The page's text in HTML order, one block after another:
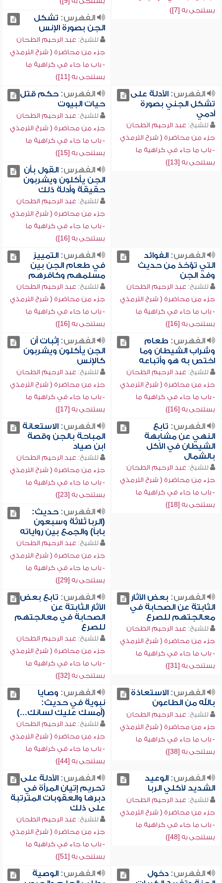
يستنجى به [7])
الفهرس: تشكل
الجن بصورة الإنس
للشيخ: عبد الرحيم الطحان
جزء من محاضرة ( شرح الترمذي
- باب ما جاء في كراهية ما
يستنجى به [11])
الفهرس:الأدلة على
تشكل الجني بصورة
آدمي
للشيخ: عبد الرحيم الطحان
جزء من محاضرة ( شرح الترمذي
- باب ما جاء في كراهية ما
يستنجى به [13])
الفهرس:حكم قتل
حيات البيوت
للشيخ: عبد الرحيم الطحان
جزء من محاضرة ( شرح الترمذي
- باب ما جاء في كراهية ما
يستنجى به [15])
الفهرس:القول بأن
الجن يأكلون ويشربون
حقيقة وأدلة ذلك
للشيخ: عبد الرحيم الطحان
جزء من محاضرة ( شرح الترمذي
- باب ما جاء في كراهية ما
يستنجى به [16])
الفهرس:الفوائد
التي تؤخذ من حديث
وفد الجن
للشيخ: عبد الرحيم الطحان
جزء من محاضرة ( شرح الترمذي
- باب ما جاء في كراهية ما
يستنجى به [16])
الفهرس:التمييز
في طعام الجن بين
مسلمهم وكافرهم
للشيخ: عبد الرحيم الطحان
جزء من محاضرة ( شرح الترمذي
- باب ما جاء في كراهية ما
يستنجى به [16])
الفهرس: طعام
وشراب الشيطان وما
اختص به هو وأتباعه
للشيخ: عبد الرحيم الطحان
جزء من محاضرة ( شرح الترمذي
- باب ما جاء في كراهية ما
يستنجى به [16])
الفهرس:إثبات أن
الجن يأكلون ويشربون
كالإنس
للشيخ: عبد الرحيم الطحان
جزء من محاضرة ( شرح الترمذي
- باب ما جاء في كراهية ما
يستنجى به [17])
الفهرس: تابع
النهي عن مشابهة
الشيطان في الأكل
بالشمال
للشيخ: عبد الرحيم الطحان
جزء من محاضرة ( شرح الترمذي
- باب ما جاء في كراهية ما
يستنجى به [18])
الفهرس:الاستعانة
المباحة بالجن وقصة
ابن صياد
للشيخ: عبد الرحيم الطحان
جزء من محاضرة ( شرح الترمذي
- باب ما جاء في كراهية ما
يستنجى به [23])
الفهرس:حديث:
(الربا ثلاثة وسبعون
باباً) والجمع بين رواياته
للشيخ: عبد الرحيم الطحان
جزء من محاضرة ( شرح الترمذي
- باب ما جاء في كراهية ما
يستنجى به [29])
الفهرس: بعض الآثار
الثابتة عن الصحابة في
معالجتهم للصرع
للشيخ: عبد الرحيم الطحان
جزء من محاضرة ( شرح الترمذي
- باب ما جاء في كراهية ما
يستنجى به [31])
الفهرس: تابع بعض
الآثار الثابتة عن
الصحابة في معالجتهم
للصرع
للشيخ: عبد الرحيم الطحان
جزء من محاضرة ( شرح الترمذي
- باب ما جاء في كراهية ما
يستنجى به [32])
الفهرس:الاستعاذة
بالله من الطاعون
للشيخ: عبد الرحيم الطحان
جزء من محاضرة ( شرح الترمذي
- باب ما جاء في كراهية ما
يستنجى به [38])
الفهرس: وصايا
نبوية في حديث:
(أمسك عليك لسانك...)
للشيخ: عبد الرحيم الطحان
جزء من محاضرة ( شرح الترمذي
- باب ما جاء في كراهية ما
يستنجى به [44])
الفهرس:الوعيد
الشديد لآكلي الربا
للشيخ: عبد الرحيم الطحان
جزء من محاضرة ( شرح الترمذي
- باب ما جاء في كراهية ما
يستنجى به [48])
الفهرس:الأدلة على
تحريم إتيان المرأة في
دبرها والعقوبات المترتبة
على ذلك
للشيخ: عبد الرحيم الطحان
جزء من محاضرة ( شرح الترمذي
- باب ما جاء في كراهية ما
يستنجى به [51])
الفهرس:دخول
الفهرس:الوصية